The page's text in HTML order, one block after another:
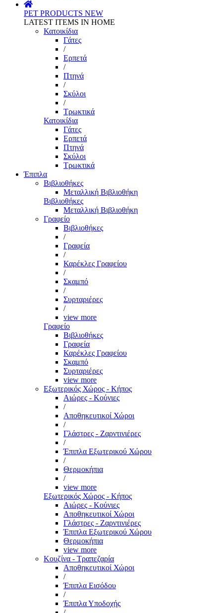
PET PRODUCTS NEW
LATEST ITEMS IN HOME
Κατοικίδια
Γάτες
/
Ερπετά
/
Πτηνά
/
Σκύλοι
/
Τρωκτικά
Κατοικίδια
Γάτες
Ερπετά
Πτηνά
Σκύλοι
Τρωκτικά
Έπιπλα
Βιβλιοθήκες
Μεταλλική Βιβλιοθήκη
Βιβλιοθήκες
Μεταλλική Βιβλιοθήκη
Γραφείο
Βιβλιοθήκες
/
Γραφεία
/
Καρέκλες Γραφείου
/
Σκαμπό
/
Συρταριέρες
/
view more
Γραφείο
Βιβλιοθήκες
Γραφεία
Καρέκλες Γραφείου
Σκαμπό
Συρταριέρες
view more
Εξωτερικός Χώρος - Κήπος
Αιώρες - Κούνιες
/
Αποθηκευτικοί Χώροι
/
Γλάστρες - Ζαρντινιέρες
/
Έπιπλα Εξωτερικού Χώρου
/
Θερμοκήπια
/
view more
Εξωτερικός Χώρος - Κήπος
Αιώρες - Κούνιες
Αποθηκευτικοί Χώροι
Γλάστρες - Ζαρντινιέρες
Έπιπλα Εξωτερικού Χώρου
Θερμοκήπια
view more
Κουζίνα - Τραπεζαρία
Αποθηκευτικοί Χώροι
/
Έπιπλα Εισόδου
/
Έπιπλα Υποδοχής